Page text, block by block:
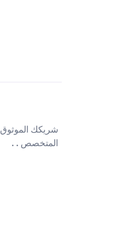
شريكك الموثوق
المتخصص . .